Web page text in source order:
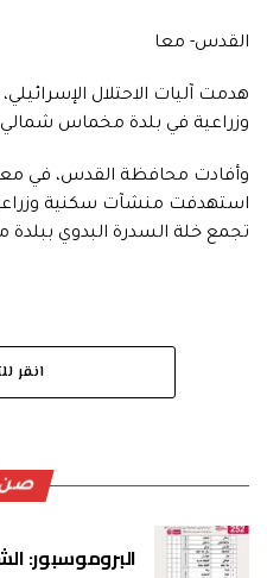
القدس- معا
هدمت آليات الاحتلال
وزراعية في بلدة مخماس
وأفادت محافظة القدس، في
استهدفت منشآت سكنية
تجمع خلة السدرة البدوي
انقر
صن
البروموسبور: